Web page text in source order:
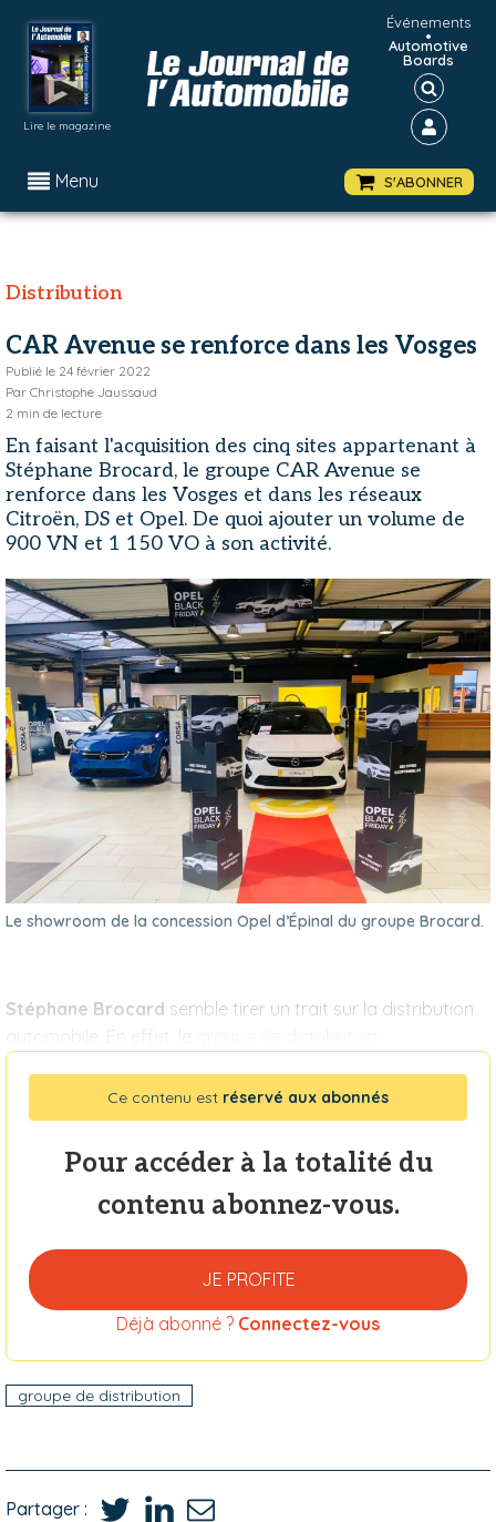
Lire le magazine
Événements
•
Automotive
Boards
Menu S'ABONNER
Distribution
CAR Avenue se renforce dans les Vosges
Publié le 24 février 2022
Par Christophe Jaussaud
2 min de lecture
En faisant l'acquisition des cinq sites appartenant à
Stéphane Brocard, le groupe CAR Avenue se
renforce dans les Vosges et dans les réseaux
Citroën, DS et Opel. De quoi ajouter un volume de
900 VN et 1 150 VO à son activité.
Le showroom de la concession Opel d’Épinal du groupe Brocard.
Stéphane Brocard semble tirer un trait sur la distribution
automobile. En effet, le
Ce contenu est réservé aux abonnés
Pour accéder à la totalité du
contenu abonnez-vous.
JE PROFITE
Déjà abonné ? Connectez-vous
groupe de distribution
Partager :